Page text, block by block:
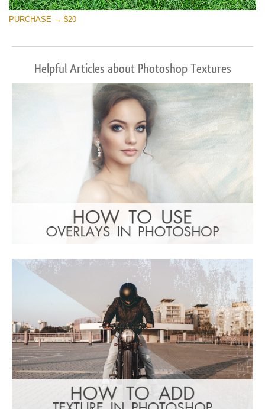
PURCHASE → $20
Helpful Articles about Photoshop Textures